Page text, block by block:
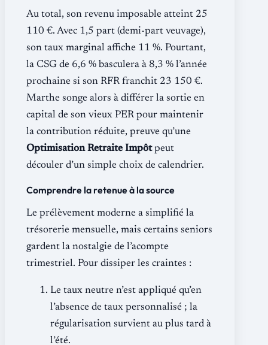
Au total, son revenu imposable atteint 25
110 €. Avec 1,5 part (demi-part veuvage),
son taux marginal affiche 11 %. Pourtant,
la CSG de 6,6 % basculera à 8,3 % l’année
prochaine si son RFR franchit 23 150 €.
Marthe songe alors à différer la sortie en
capital de son vieux PER pour maintenir
la contribution réduite, preuve qu’une
Optimisation Retraite Impôtpeut
découler d’un simple choix de calendrier.
Comprendre la retenue à la source
Le prélèvement moderne a simplifié la
trésorerie mensuelle, mais certains seniors
gardent la nostalgie de l’acompte
trimestriel. Pour dissiper les craintes :
Le taux neutre n’est appliqué qu’en
l’absence de taux personnalisé ; la
régularisation survient au plus tard à
l’été.